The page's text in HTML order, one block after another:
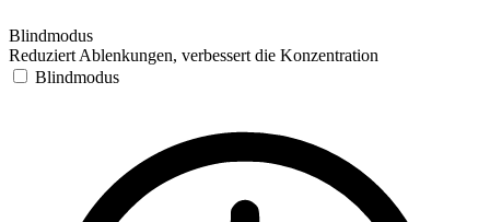
Blindmodus
Reduziert Ablenkungen, verbessert die Konzentration
Blindmodus